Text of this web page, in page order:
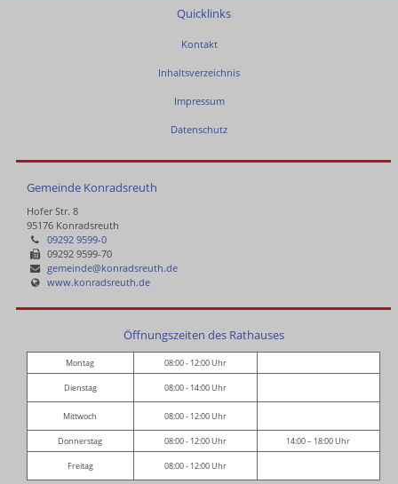
Quicklinks
Kontakt
Inhaltsverzeichnis
Impressum
Datenschutz
Gemeinde Konradsreuth
Hofer Str. 8
95176 Konradsreuth
09292 9599-0
09292 9599-70
gemeinde@konradsreuth.de
www.konradsreuth.de
Öffnungszeiten des Rathauses
Montag 08:00 - 12:00 Uhr
Dienstag 08:00 - 14:00 Uhr
Mittwoch 08:00 - 12:00 Uhr
Donnerstag 08:00 - 12:00 Uhr 14:00 – 18:00 Uhr
Freitag 08:00 - 12:00 Uhr